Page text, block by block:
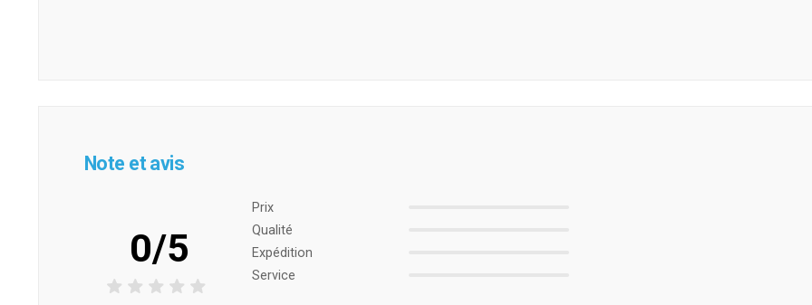
Note et avis
0/5
Prix ​​
Qualité
Expédition
Service